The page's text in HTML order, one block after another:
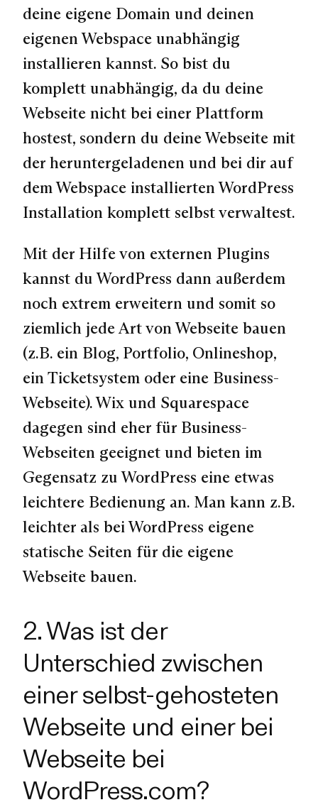
deine eigene Domain und deinen
eigenen Webspace unabhängig
installieren kannst. So bist du
komplett unabhängig, da du deine
Webseite nicht bei einer Plattform
hostest, sondern du deine Webseite mit
der heruntergeladenen und bei dir auf
dem Webspace installierten WordPress
Installation komplett selbst verwaltest.
Mit der Hilfe von externen Plugins
kannst du WordPress dann außerdem
noch extrem erweitern und somit so
ziemlich jede Art von Webseite bauen
(z.B. ein Blog, Portfolio, Onlineshop,
ein Ticketsystem oder eine Business-
Webseite). Wix und Squarespace
dagegen sind eher für Business-
Webseiten geeignet und bieten im
Gegensatz zu WordPress eine etwas
leichtere Bedienung an. Man kann z.B.
leichter als bei WordPress eigene
statische Seiten für die eigene
Webseite bauen.
2. Was ist der
Unterschied zwischen
einer selbst-gehosteten
Webseite und einer bei
Webseite bei
WordPress.com?